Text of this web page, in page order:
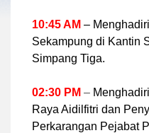
10:45 AM –
Sekampung di Kantin
Simpang Tiga.
02:30 PM –
Raya Aidilfitri dan
Perkarangan Pejabat